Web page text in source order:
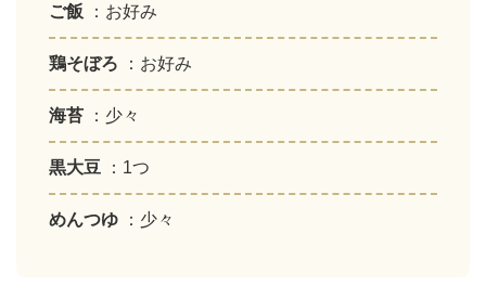
ご飯 ：お好み
鶏そぼろ ：お好み
海苔 ：少々
黒大豆 ：1つ
めんつゆ ：少々